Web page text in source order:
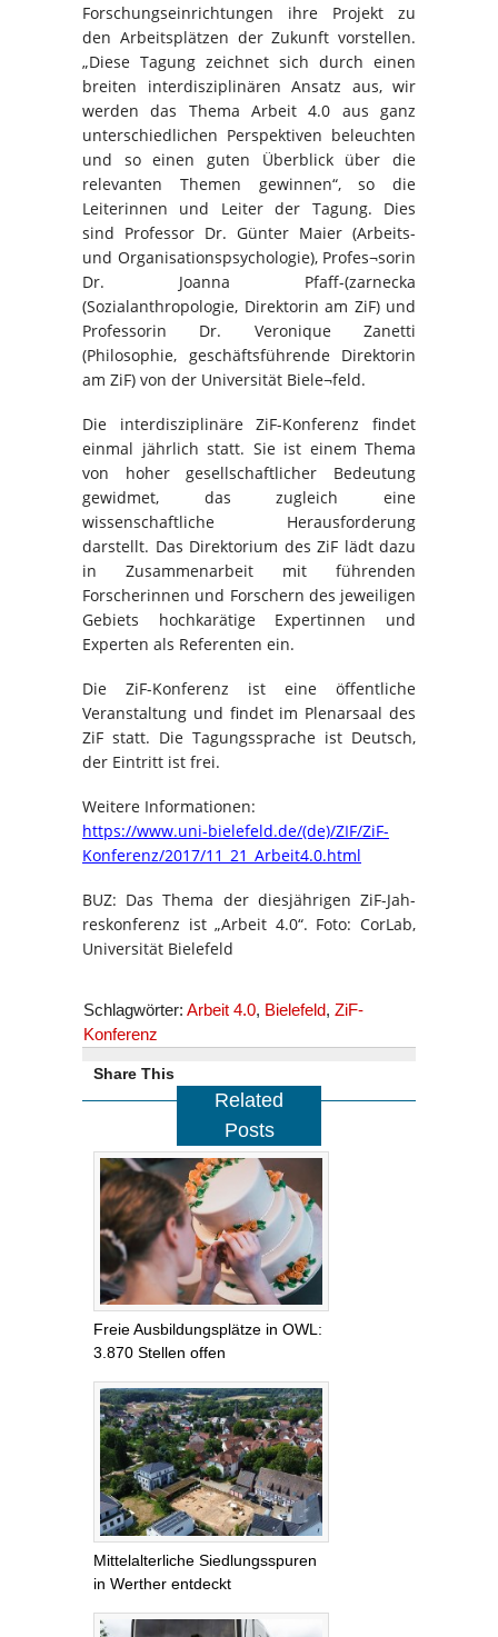
Forschungseinrichtungen ihre Projekt zu
den Arbeitsplätzen der Zukunft vorstellen.
„Diese Tagung zeichnet sich durch einen
breiten interdisziplinären Ansatz aus, wir
werden das Thema Arbeit 4.0 aus ganz
unterschiedlichen Perspektiven beleuchten
und so einen guten Überblick über die
relevanten Themen gewinnen“, so die
Leiterinnen und Leiter der Tagung. Dies
sind Professor Dr. Günter Maier (Arbeits-
und Organisationspsychologie), Profes¬sorin
Dr. Joanna Pfaff-(zarnecka
(Sozialanthropologie, Direktorin am ZiF) und
Professorin Dr. Veronique Zanetti
(Philosophie, geschäftsführende Direktorin
am ZiF) von der Universität Biele¬feld.
Die interdisziplinäre ZiF-Konferenz findet
einmal jährlich statt. Sie ist einem Thema
von hoher gesellschaftlicher Bedeutung
gewidmet, das zugleich eine
wissenschaftliche Herausforderung
darstellt. Das Direktorium des ZiF lädt dazu
in Zusammenarbeit mit führenden
Forscherinnen und Forschern des jeweiligen
Gebiets hochkarätige Expertinnen und
Experten als Referenten ein.
Die ZiF-Konferenz ist eine öffentliche
Veranstaltung und findet im Plenarsaal des
ZiF statt. Die Tagungssprache ist Deutsch,
der Eintritt ist frei.
Weitere Informationen:
https://www.uni-bielefeld.de/(de)/ZIF/ZiF-
Konferenz/2017/11_21_Arbeit4.0.html
BUZ: Das Thema der diesjährigen ZiF-Jah-
reskonferenz ist „Arbeit 4.0“. Foto: CorLab,
Universität Bielefeld
Schlagwörter: Arbeit 4.0, Bielefeld, ZiF-
Konferenz
Share This
Related
Posts
Freie Ausbildungsplätze in OWL:
3.870 Stellen offen
Mittelalterliche Siedlungsspuren
in Werther entdeckt